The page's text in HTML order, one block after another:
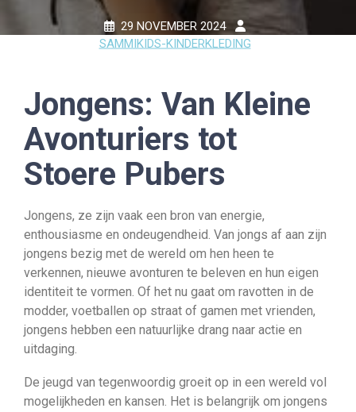
29 NOVEMBER 2024
SAMMIKIDS-KINDERKLEDING
Jongens: Van Kleine
Avonturiers tot
Stoere Pubers
Jongens, ze zijn vaak een bron van energie,
enthousiasme en ondeugendheid. Van jongs af aan zijn
jongens bezig met de wereld om hen heen te
verkennen, nieuwe avonturen te beleven en hun eigen
identiteit te vormen. Of het nu gaat om ravotten in de
modder, voetballen op straat of gamen met vrienden,
jongens hebben een natuurlijke drang naar actie en
uitdaging.
De jeugd van tegenwoordig groeit op in een wereld vol
mogelijkheden en kansen. Het is belangrijk om jongens